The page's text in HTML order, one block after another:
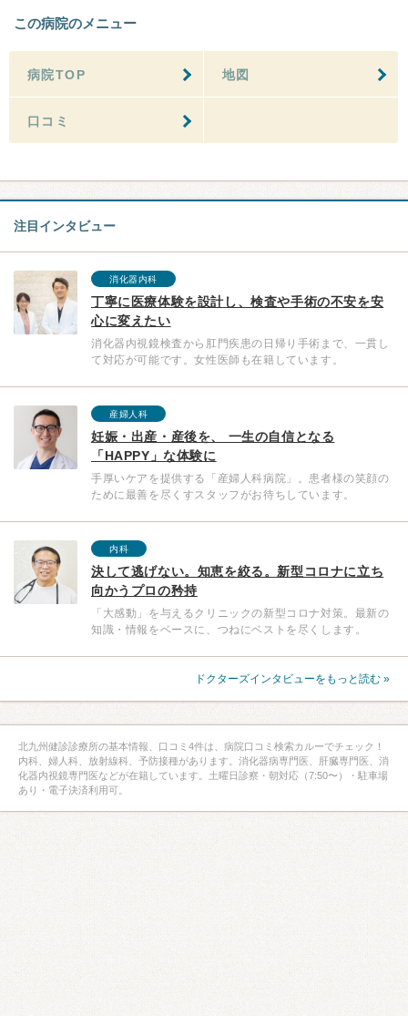
この病院のメニュー
病院TOP 地図
口コミ
注目インタビュー
消化器内科
丁寧に医療体験を設計し、検査や手術の不安を安
心に変えたい
消化器内視鏡検査から肛門疾患の日帰り手術まで、一貫し
て対応が可能です。女性医師も在籍しています。
産婦人科
妊娠・出産・産後を、 一生の自信となる
「HAPPY」な体験に
手厚いケアを提供する「産婦人科病院」。患者様の笑顔の
ために最善を尽くすスタッフがお待ちしています。
内科
決して逃げない。知恵を絞る。新型コロナに立ち
向かうプロの矜持
「大感動」を与えるクリニックの新型コロナ対策。最新の
知識・情報をベースに、つねにベストを尽くします。
ドクターズインタビューをもっと読む »
北九州健診診療所の基本情報、口コミ4件は、病院口コミ検索カルーでチェック！
内科、婦人科、放射線科、予防接種があります。消化器病専門医、肝臓専門医、消
化器内視鏡専門医などが在籍しています。土曜日診察・朝対応（7:50〜）・駐車場
あり・電子決済利用可。